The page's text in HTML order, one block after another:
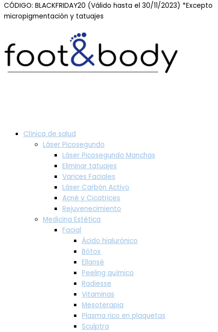
CÓDIGO: BLACKFRIDAY20 (Válido hasta el 30/11/2023) *Excepto
micropigmentación y tatuajes
Clínica de salud
Láser Picosegundo
Láser Picosegundo Manchas
Eliminar tatuajes
Varices Faciales
Láser Carbón Activo
Acné y Cicatrices
Rejuvenecimiento
Medicina Estética
Facial
Ácido hialurónico
Bótox
Ellansé
Peeling químico
Radiesse
Vitaminas
Mesoterapia
Plasma rico en plaquetas
Sculptra